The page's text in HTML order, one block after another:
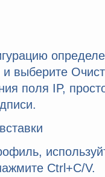
выберите
поля IP,
Ctrl+C/V.